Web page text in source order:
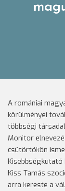
A romániai
körülményei
többségi
Monitor
csütörtökön
Kisebbségkutató
Kiss Tamás
arra kereste a